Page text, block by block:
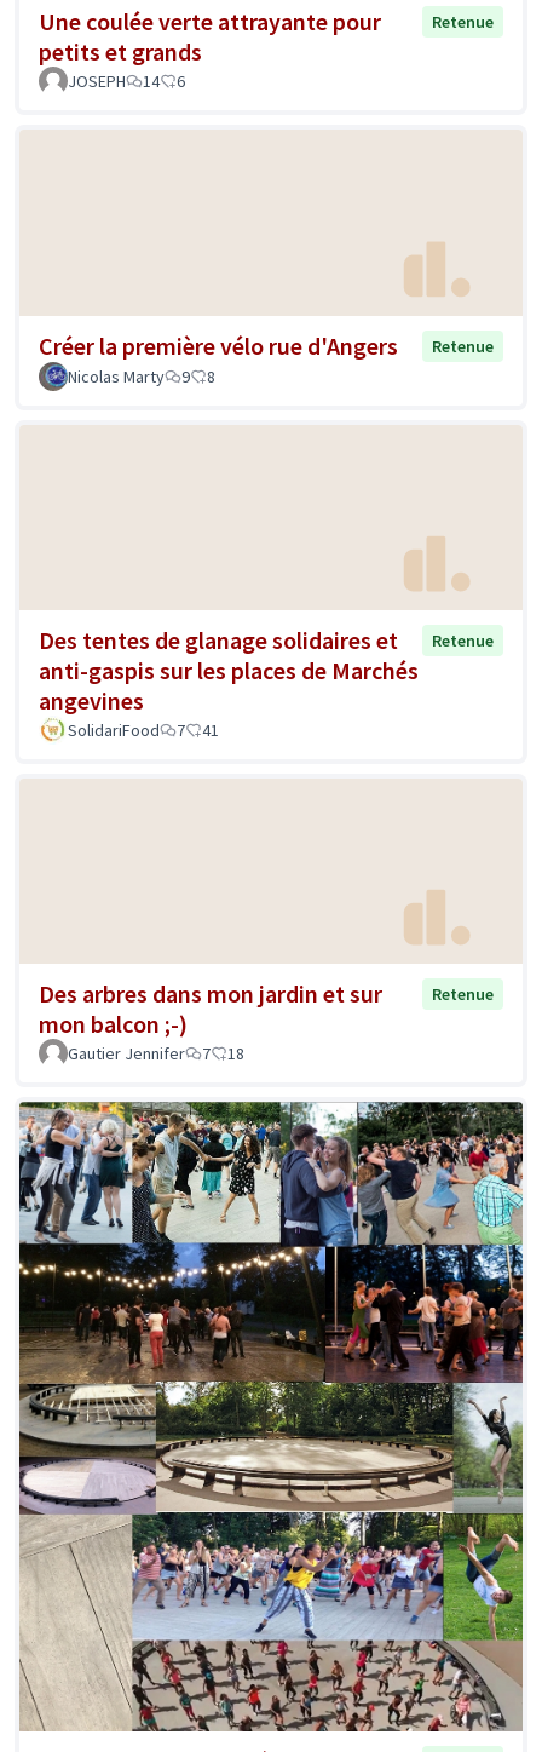
Une coulée verte attrayante pour
petits et grands
Retenue
JOSEPH 14 6
Créer la première vélo rue d'Angers
Retenue
Nicolas Marty
9 8
Des tentes de glanage solidaires et
anti-gaspis sur les places de Marchés
angevines
Retenue
SolidariFood 7 41
Des arbres dans mon jardin et sur
mon balcon ;-)
Retenue
Gautier Jennifer 7 18